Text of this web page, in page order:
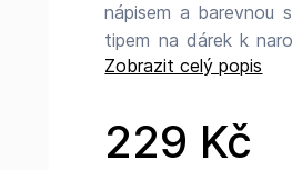
nápisem a barevnou stopkou. Vinné sklenice v
tipem na dárek k
Skleničky nejsou vhodné do myčky
Zobrazit celý popis
229 Kč